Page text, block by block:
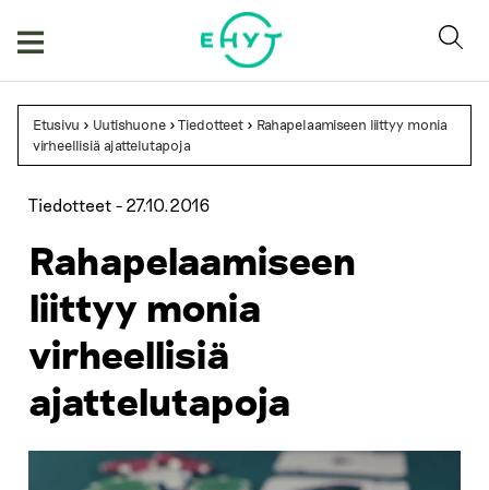
Etusivu > Uutishuone >Tiedotteet > Rahapelaamiseen liittyy monia
virheellisiä ajattelutapoja
Tiedotteet - 27.10.2016
Rahapelaamiseen
liittyy monia
virheellisiä
ajattelutapoja